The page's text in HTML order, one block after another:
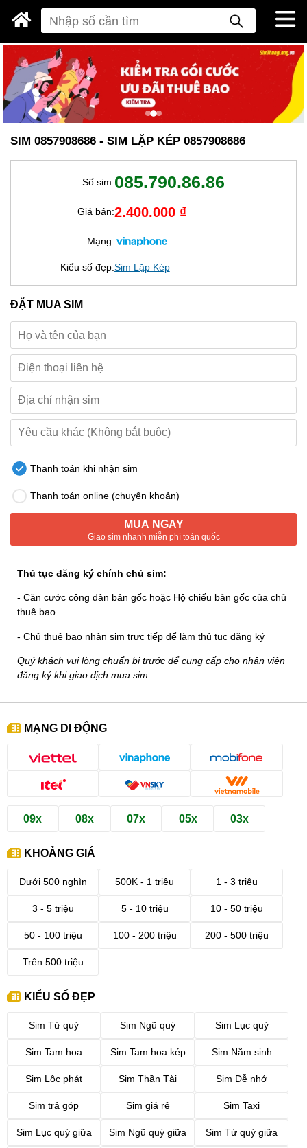
SIM 0857908686 - SIM LẶP KÉP 0857908686
Số sim:085.790.86.86
Giá bán:2.400.000 ₫
Mạng:
Kiểu số đẹp:Sim Lặp Kép
ĐẶT MUA SIM
Thanh toán khi nhận sim
Thanh toán online (chuyển khoản)
MUA NGAY
Giao sim nhanh miễn phí toàn quốc
Thủ tục đăng ký chính chủ sim:
- Căn cước công dân bản gốc hoặc Hộ chiếu bản gốc của chủ
thuê bao
- Chủ thuê bao nhận sim trực tiếp để làm thủ tục đăng ký
Quý khách vui lòng chuẩn bị trước để cung cấp cho nhân viên
đăng ký khi giao dịch mua sim.
MẠNG DI ĐỘNG
09x 08x 07x 05x 03x
KHOẢNG GIÁ
Dưới 500 nghìn 500K - 1 triệu 1 - 3 triệu
3 - 5 triệu 5 - 10 triệu 10 - 50 triệu
50 - 100 triệu 100 - 200 triệu 200 - 500 triệu
Trên 500 triệu
KIỂU SỐ ĐẸP
Sim Tứ quý Sim Ngũ quý Sim Lục quý
Sim Tam hoa Sim Tam hoa kép Sim Năm sinh
Sim Lộc phát Sim Thần Tài Sim Dễ nhớ
Sim trả góp Sim giá rẻ Sim Taxi
Sim Lục quý giữa Sim Ngũ quý giữa Sim Tứ quý giữa